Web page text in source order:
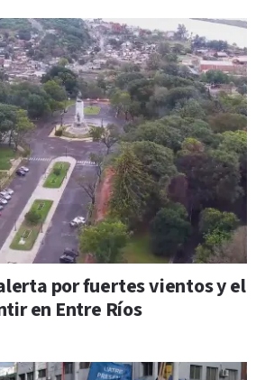
por fuertes vientos y el
en Entre Ríos